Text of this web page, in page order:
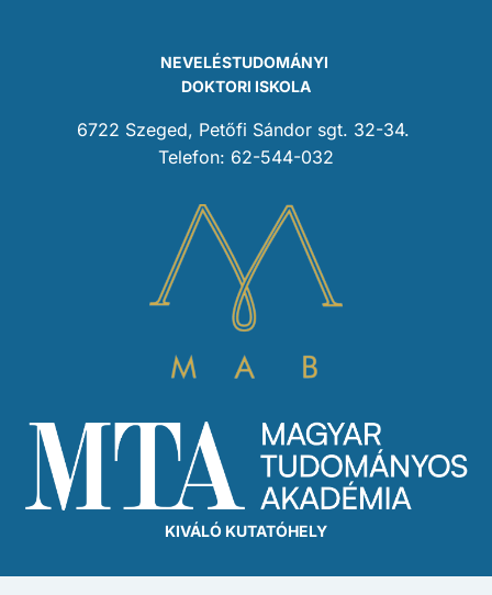
NEVELÉSTUDOMÁNYI
DOKTORI ISKOLA
6722 Szeged, Petőfi Sándor sgt. 32-34.
Telefon: 62-544-032
KIVÁLÓ KUTATÓHELY